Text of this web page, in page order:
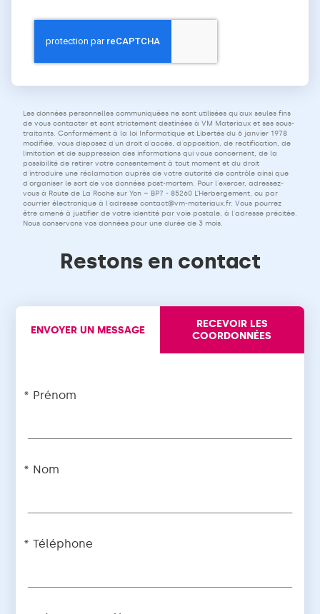
Les données personnelles communiquées ne sont utilisées qu'aux seules fins
de vous contacter et sont strictement destinées à VM Materiaux et ses sous-
traitants. Conformément à la loi Informatique et Libertés du 6 janvier 1978
modifiée, vous disposez d'un droit d'accès, d'opposition, de rectification, de
limitation et de suppression des informations qui vous concernent, de la
possibilité de retirer votre consentement à tout moment et du droit
d'introduire une réclamation auprès de votre autorité de contrôle ainsi que
d'organiser le sort de vos données post-mortem. Pour l'exercer, adressez-
vous à Route de La Roche sur Yon – BP7 - 85260 L’Herbergement, ou par
courrier électronique à l'adresse contact@vm-materiaux.fr. Vous pourrez
être amené à justifier de votre identité par voie postale, à l'adresse précitée.
Nous conservons vos données pour une durée de 3 mois.
Restons en contact
ENVOYER UN MESSAGE
RECEVOIR LES
COORDONNÉES
Prénom
Nom
Téléphone